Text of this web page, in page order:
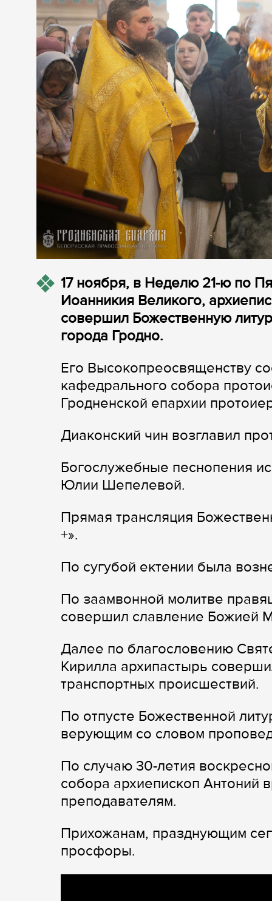
17 ноября, в Неделю 21-ю по
Иоанникия Великого,
совершил Божественную
города Гродно.
Его Высокопреосвященству
кафедрального собора
Гродненской епархии
Диаконский чин возглавил
Богослужебные песнопения
Юлии Шепелевой.
Прямая трансляция
+».
По сугубой ектении была
По заамвонной молитве
совершил славление Божией
Далее по благословению
Кирилла архипастырь
транспортных происшествий.
По отпусте Божественной
верующим со словом
По случаю 30-летия
собора архиепископ Антоний
преподавателям.
Прихожанам, празднующим
просфоры.